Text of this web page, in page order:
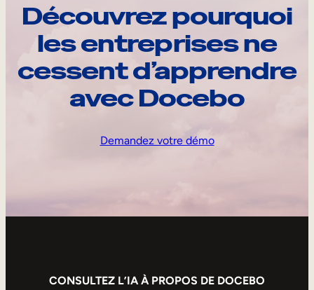
Découvrez pourquoi
les entreprises ne
cessent d’apprendre
avec Docebo
Demandez votre démo
CONSULTEZ L’IA À PROPOS DE DOCEBO